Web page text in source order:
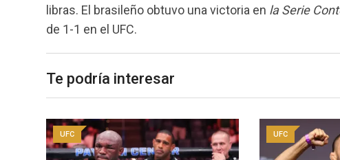
libras. El brasileño obtuvo una victoria en la Serie
de 1-1 en el UFC.
Te podría interesar
UFC